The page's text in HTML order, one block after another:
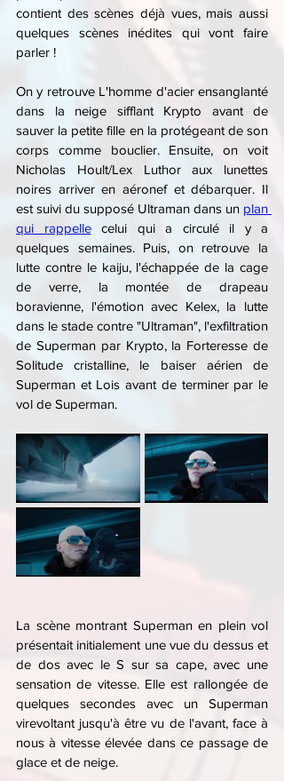
contient des scènes déjà vues, mais aussi
quelques scènes inédites qui vont faire
parler !
On y retrouve L'homme d'acier ensanglanté
dans la neige sifflant Krypto avant de
sauver la petite fille en la protégeant de son
corps comme bouclier. Ensuite, on voit
Nicholas Hoult/Lex Luthor aux lunettes
noires arriver en aéronef et débarquer. Il
est suivi du supposé Ultraman dans un plan
qui rappelle celui qui a circulé il y a
quelques semaines. Puis, on retrouve la
lutte contre le kaiju, l'échappée de la cage
de verre, la montée de drapeau
boravienne, l'émotion avec Kelex, la lutte
dans le stade contre "Ultraman", l'exfiltration
de Superman par Krypto, la Forteresse de
Solitude cristalline, le baiser aérien de
Superman et Lois avant de terminer par le
vol de Superman.
La scène montrant Superman en plein vol
présentait initialement une vue du dessus et
de dos avec le S sur sa cape, avec une
sensation de vitesse. Elle est rallongée de
quelques secondes avec un Superman
virevoltant jusqu'à être vu de l'avant, face à
nous à vitesse élevée dans ce passage de
glace et de neige.